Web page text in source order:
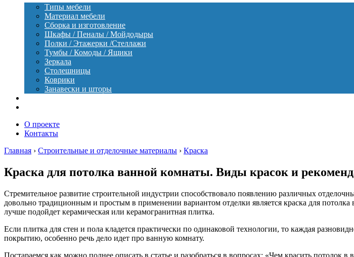
Типы мебели
Материал мебели
Сборка и изготовление
Шкафы / Пеналы / Мойдодыры
Полки / Этажерки /Стеллажи
Тумбы / Комоды / Ящики
Зеркала
Столешницы
Коврики
Занавески и шторы
О проекте
Контакты
Главная › Строительные и отделочные материалы › Краска
Краска для потолка ванной комнаты. Виды красок и
Стремительное развитие строительной индустрии способствовало появлению различных
довольно традиционным и простым в применении вариантом отделки является краска для
лучше подойдет керамическая или керамогранитная плитка.
Если плитка для стен и пола кладется практически по одинаковой технологии, то каждая
покрытию, особенно речь дело идет про ванную комнату.
Постараемся как можно полнее описать в статье и разобраться в вопросах: «Чем красить потолок